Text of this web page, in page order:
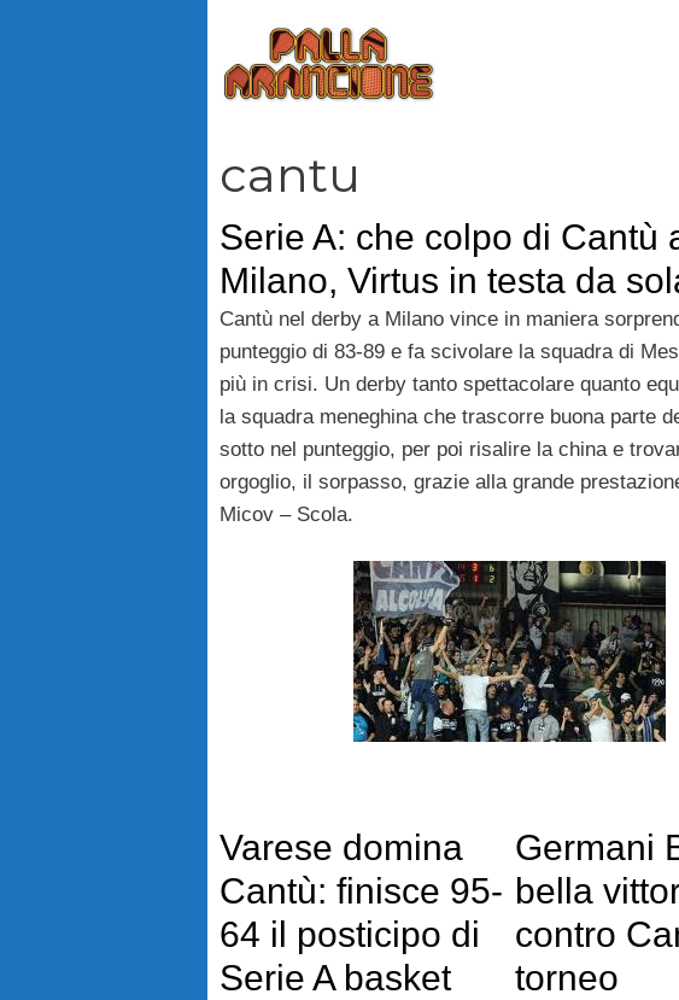
cantu
Serie A: che colpo di Cantù
Milano, Virtus in testa da
Cantù nel derby a Milano vince in maniera
punteggio di 83-89 e fa scivolare la squadra di
più in crisi. Un derby tanto spettacolare quanto
la squadra meneghina che trascorre buona parte
sotto nel punteggio, per poi risalire la china e
orgoglio, il sorpasso, grazie alla grande
Micov – Scola.
Varese domina
Cantù: finisce 95-
64 il posticipo di
Serie A basket
Germani
bella
contro
torneo